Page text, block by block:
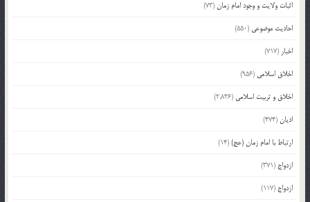
اثبات ولایت و وجود امام زمان(73)
احادیث موضوعی (550)
اخبار (717)
اخلاق اسلامی (956)
اخلاق و تربیت اسلامی (2,836)
ادیان(474)
ارتباط با امام زمان (عج)(14)
ازدواج (371)
ازدواج (117)